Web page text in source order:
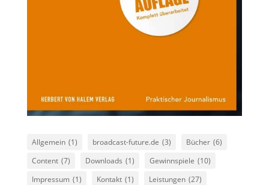
Allgemein (1) broadcast-future.de (3) Bücher (6)
Content (7) Downloads (1) Gewinnspiele (10)
Impressum (1) Kontakt (1) Leistungen (27)